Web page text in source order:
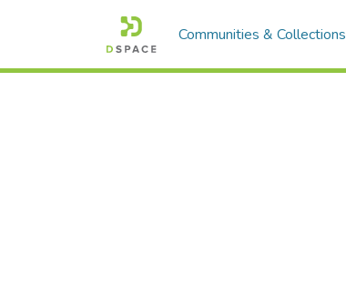
Communities & Collections